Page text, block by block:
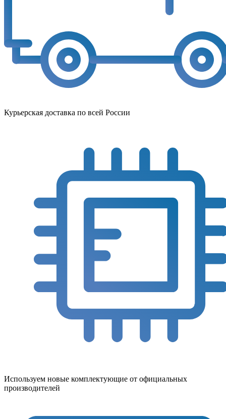
Курьерская доставка по всей России
Используем новые комплектующие от официальных
производителей